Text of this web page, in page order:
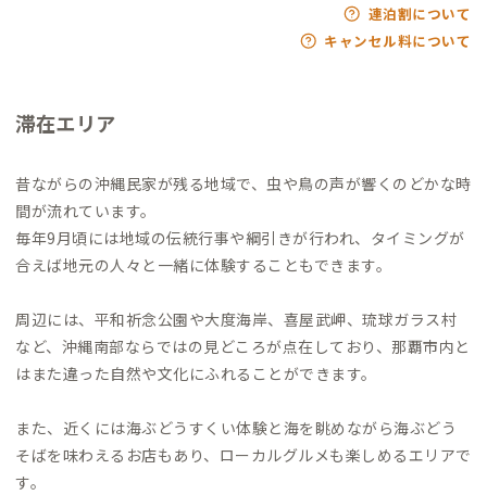
連泊割について
キャンセル料について
滞在エリア
昔ながらの沖縄民家が残る地域で、虫や鳥の声が響くのどかな時
間が流れています。
毎年9月頃には地域の伝統行事や綱引きが行われ、タイミングが
合えば地元の人々と一緒に体験することもできます。
周辺には、平和祈念公園や大度海岸、喜屋武岬、琉球ガラス村
など、沖縄南部ならではの見どころが点在しており、那覇市内と
はまた違った自然や文化にふれることができます。
また、近くには海ぶどうすくい体験と海を眺めながら海ぶどう
そばを味わえるお店もあり、ローカルグルメも楽しめるエリアで
す。